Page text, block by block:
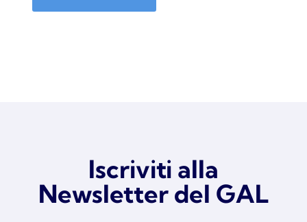
Iscriviti alla
Newsletter del GAL